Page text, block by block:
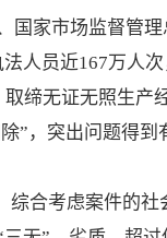
家市场监督管理
人员近167万人
缔无证无照生
”，突出问题得
考虑案件的社